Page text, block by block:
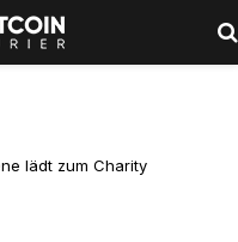
lädt zum Charity